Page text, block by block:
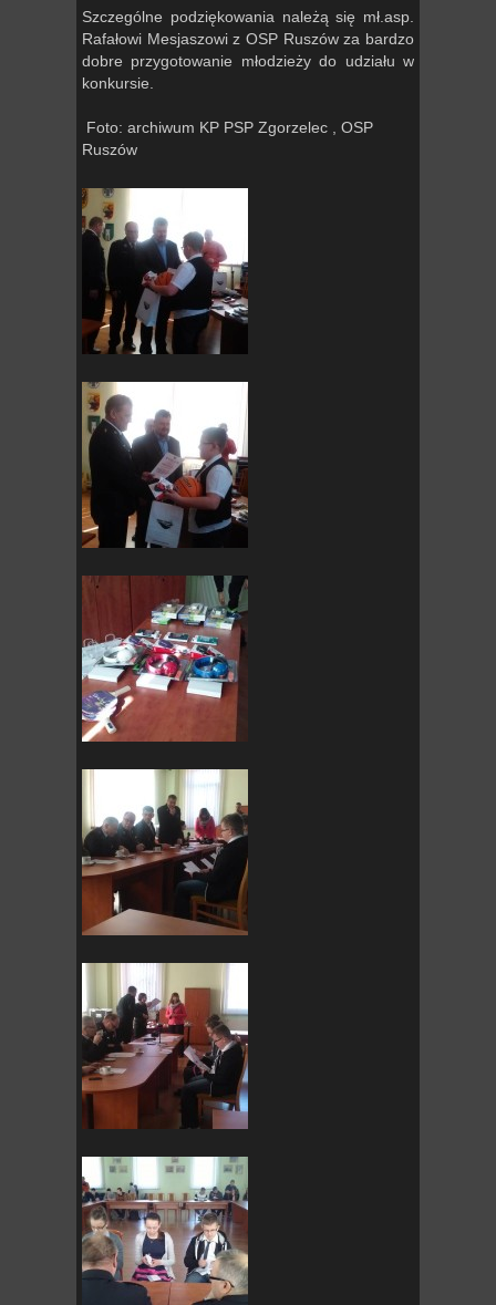
Szczególne podziękowania należą się mł.asp.
Rafałowi Mesjaszowi z OSP Ruszów za bardzo
dobre przygotowanie młodzieży do udziału w
konkursie.
Foto: archiwum KP PSP Zgorzelec , OSP
Ruszów